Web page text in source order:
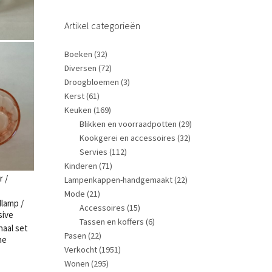
Artikel categorieën
Boeken (32)
Diversen (72)
Droogbloemen (3)
Kerst(61)
Keuken (169)
Blikken en voorraadpotten (29)
Kookgerei en accessoires (32)
Servies (112)
Kinderen (71)
Lampenkappen-handgemaakt(22)
Mode (21)
Accessoires (15)
Tassen en koffers (6)
Pasen (22)
Verkocht(1951)
Wonen (295)